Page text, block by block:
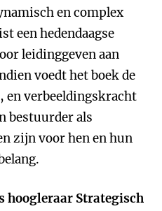
en complex
een hedendaagse
leidinggeven aan
voedt het boek de
verbeeldingskracht
bestuurder als
zijn voor hen en hun
hoogleraar Strategisch